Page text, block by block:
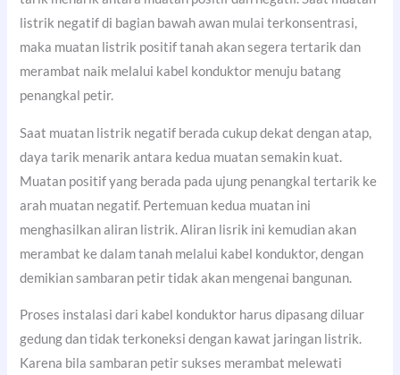
listrik negatif di bagian bawah awan mulai terkonsentrasi,
maka muatan listrik positif tanah akan segera tertarik dan
merambat naik melalui kabel konduktor menuju batang
penangkal petir.
Saat muatan listrik negatif berada cukup dekat dengan atap,
daya tarik menarik antara kedua muatan semakin kuat.
Muatan positif yang berada pada ujung penangkal tertarik ke
arah muatan negatif. Pertemuan kedua muatan ini
menghasilkan aliran listrik. Aliran lisrik ini kemudian akan
merambat ke dalam tanah melalui kabel konduktor, dengan
demikian sambaran petir tidak akan mengenai bangunan.
Proses instalasi dari kabel konduktor harus dipasang diluar
gedung dan tidak terkoneksi dengan kawat jaringan listrik.
Karena bila sambaran petir sukses merambat melewati